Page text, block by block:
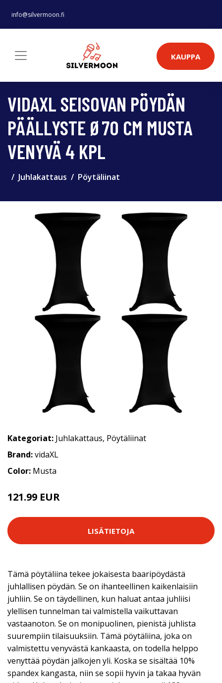
info@silvermoon.fi
KAUPPA
VIDAXL SEISOVAN PÖYDÄN
PÄÄLLYSTE Ø70 CM MUSTA
VENYVÄ 4 KPL
Juhlakattaus Pöytäliinat
Kategoriat: Juhlakattaus, Pöytäliinat
Brand:vidaXL
Color: Musta
121.99 EUR
LISÄTIETOJA
Tämä pöytäliina tekee jokaisesta baaripöydästä
juhlallisen pöydän. Se on ihanteellinen kaikenlaisiin
juhliin. Se on täydellinen, kun haluat antaa juhliisi
ylellisen tunnelman tai valmistella vaikuttavan
vastaanoton. Se on monipuolinen, pienistä juhlista
suurempiin tilaisuuksiin. Tämä pöytäliina, joka on
valmistettu venyvästä kankaasta, on todella helppo
venyttää pöydän jalkojen yli. Koska se sisältää 10%
spandex kangasta, niin se sopii hyvin ja takaa hyvän